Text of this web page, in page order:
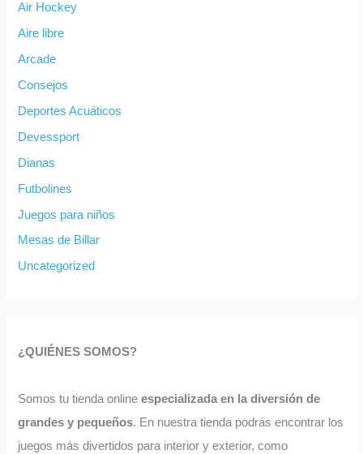
Air Hockey
Aire libre
Arcade
Consejos
Deportes Acuáticos
Devessport
Dianas
Futbolines
Juegos para niños
Mesas de Billar
Uncategorized
¿QUIÉNES SOMOS?
Somos tu tienda onlineespecializada en la diversión de
grandes y pequeños. En nuestra tienda podrás encontrar los
juegos más divertidos para interior y exterior, como